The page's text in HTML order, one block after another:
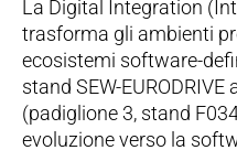
La Digital Integration
trasforma gli ambienti
ecosistemi software-
stand SEW-EURODRIVE
(padiglione 3, stand
evoluzione verso la